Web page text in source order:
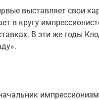
выставляет свои
в кругу
В эти же годы